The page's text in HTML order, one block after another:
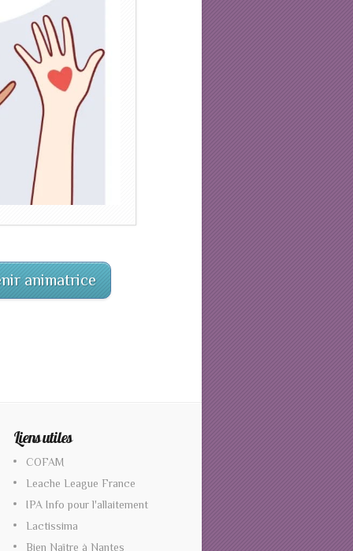
animatrice
Liens utiles
COFAM
Leache League France
IPA Info pour l'allaitement
Lactissima
Bien Naître à Nantes